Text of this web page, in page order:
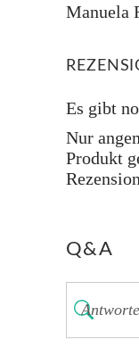
Manuela
Es gibt
Nur
Produkt
Q&A